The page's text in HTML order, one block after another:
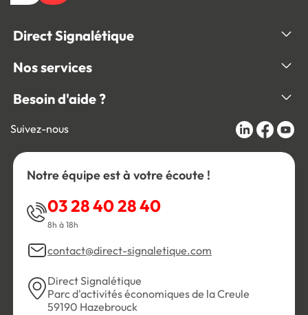
Direct Signalétique
Nos services
Besoin d'aide ?
Suivez-nous
Notre équipe est à votre écoute !
03 28 40 28 40
8h à 18h
contact@direct-signaletique.com
Direct Signalétique
Parc d'activités économiques de la Creule
59190 Hazebrouck